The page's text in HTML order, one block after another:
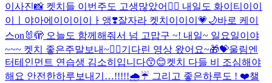
이사진📸 켓치들 이번주도 고생많았어❤️‍🔥 내일도 화이티이이
이ㅣ야아에이이이이ㅏ앵❣️잘자라 켓치이이이💗🌙바로 케이
스on🐰🫣 오늘도 함께해줘서 넘 고맙구 ~! 내일~ 일요일이야
~~~ 켓치 좋은주말보내~❤️‍🔥기다린 영상 왔어요~🎁💝울림엔
터테인먼트 연습생 김소히입니다😙😊켓치 다들 비 조심해야
해요 안전한하루보내기…!!!!!🌧️☔️ 그리고 좋은하루도 ! ❤️챌